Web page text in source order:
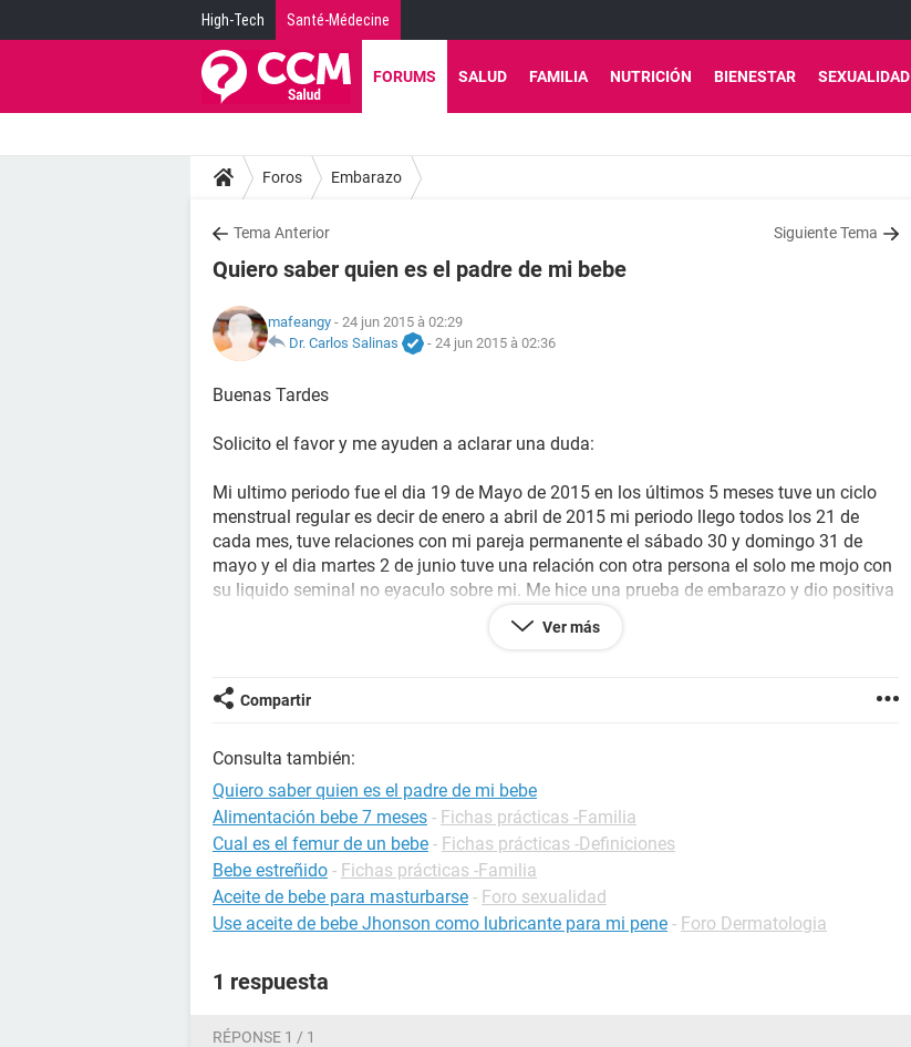
High-Tech Santé-Médecine
FORUMS SALUD FAMILIA NUTRICIÓN BIENESTAR SEXUALIDAD
Foros Embarazo
Tema Anterior Siguiente Tema
Quiero saber quien es el padre de mi bebe
mafeangy - 24 jun 2015 à 02:29
Dr. Carlos Salinas
- 24 jun 2015 à 02:36
Buenas Tardes
Solicito el favor y me ayuden a aclarar una duda:
Mi ultimo periodo fue el dia 19 de Mayo de 2015 en los últimos 5 meses tuve un ciclo
menstrual regular es decir de enero a abril de 2015 mi periodo llego todos los 21 de
cada mes, tuve relaciones con mi pareja permanente el sábado 30 y domingo 31 de
mayo y el dia martes 2 de junio tuve una relación con otra persona el solo me mojo con
su liquido seminal no eyaculo sobre mi. Me hice una prueba de embarazo y dio positiva
martes 2 de junio que no eyaculo sobre mi o mi pareja con el que tuve relaciones sin
matando.
Ver más
Compartir
Consulta también:
Quiero saber quien es el padre de mi bebe
Alimentación bebe 7 meses - Fichas prácticas -Familia
Cual es el femur de un bebe - Fichas prácticas -Definiciones
Bebe estreñido - Fichas prácticas -Familia
Aceite de bebe para masturbarse - Foro sexualidad
Use aceite de bebe Jhonson como lubricante para mi pene - Foro Dermatologia
1 respuesta
RÉPONSE 1 / 1